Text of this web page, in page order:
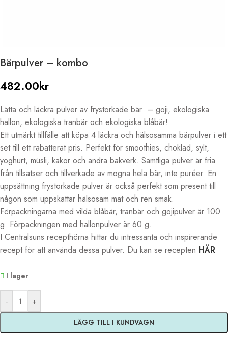
Bärpulver – kombo
482.00kr
Lätta och läckra pulver av frystorkade bär – goji, ekologiska
hallon, ekologiska tranbär och ekologiska blåbär!
Ett utmärkt tillfälle att köpa 4 läckra och hälsosamma bärpulver i ett
set till ett rabatterat pris. Perfekt för smoothies, choklad, sylt,
yoghurt, müsli, kakor och andra bakverk. Samtliga pulver är fria
från tillsatser och tillverkade av mogna hela bär, inte puréer. En
uppsättning frystorkade pulver är också perfekt som present till
någon som uppskattar hälsosam mat och ren smak.
Förpackningarna med vilda blåbär, tranbär och gojipulver är 100
g. Förpackningen med hallonpulver är 60 g.
I Centralsuns recepthörna hittar du intressanta och inspirerande
recept för att använda dessa pulver. Du kan se recepten HÄR
I lager
- +
LÄGG TILL I KUNDVAGN
Alternative: